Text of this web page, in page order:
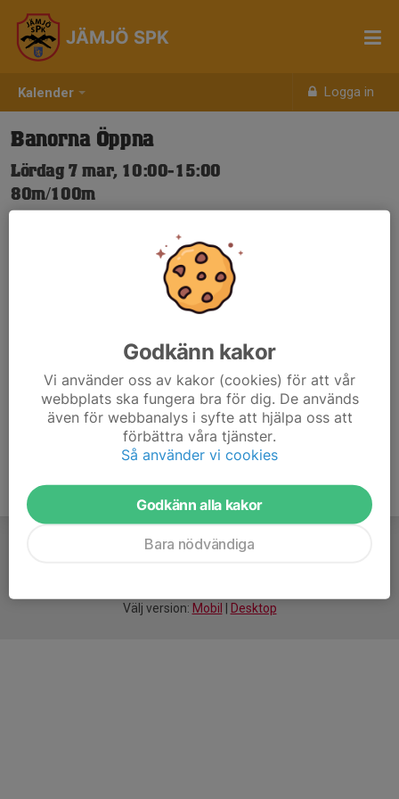
Kalender Logga in
JÄMJÖ SPK
Banorna Öppna
Lördag 7 mar, 10:00-15:00
80m/100m
Nya Skjuttider-igen.pdf
Välj version: Mobil Desktop
Godkänn kakor
Vi använder oss av kakor (cookies) för att vår
webbplats ska fungera bra för dig. De används
även för webbanalys i syfte att hjälpa oss att
förbättra våra tjänster.
Så använder vi cookies
Godkänn alla kakor
Bara nödvändiga